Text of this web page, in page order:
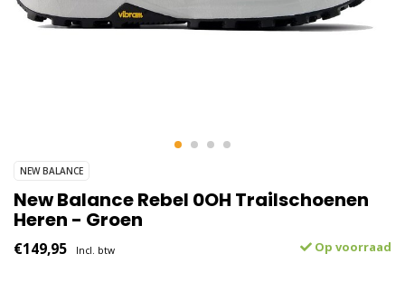
NEW BALANCE
New Balance Rebel 0OH Trailschoenen
Heren - Groen
€149,95 Incl. btw Op voorraad